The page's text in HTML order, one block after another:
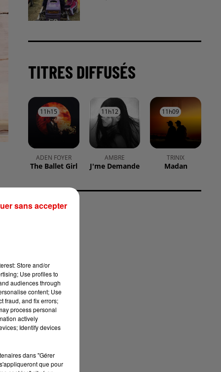
TITRES DIFFUSÉS
11h15
11h15
ADEN FOYER
The Ballet Girl
11h12
11h12
AMBRE
J'me Demande
11h09
11h09
TRINIX
Madan
Store and/or
Use profiles to
audiences through
content; Use
fraud, and fix errors;
process personal
actively
Identify devices
dans "Gérer
que pour
sans accepter